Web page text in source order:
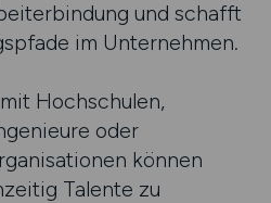
und schafft
im Unternehmen.
Hochschulen,
oder
können
Talente zu